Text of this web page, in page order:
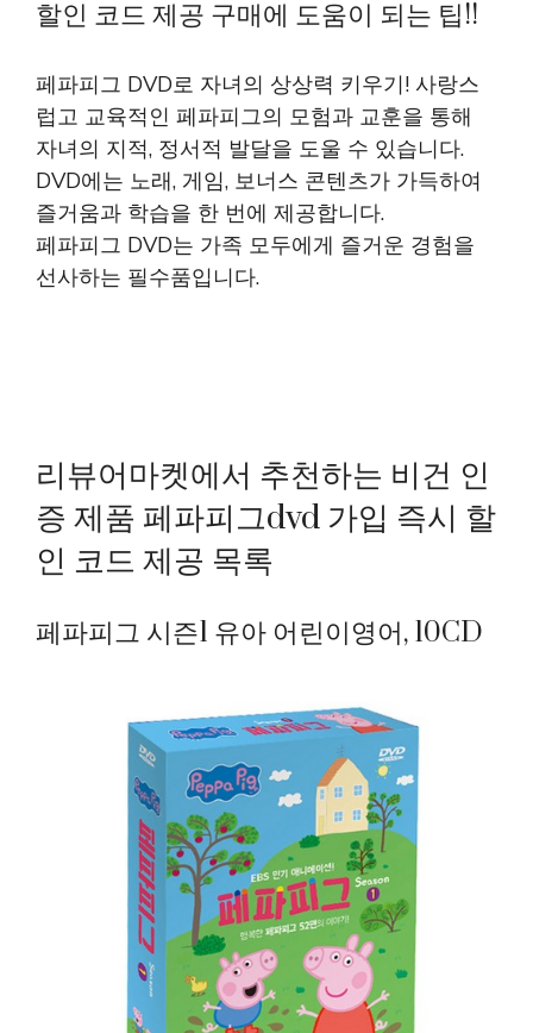
할인 코드 제공 구매에 도움이 되는 팁!!
페파피그 DVD로 자녀의 상상력 키우기! 사랑스
럽고 교육적인 페파피그의 모험과 교훈을 통해
자녀의 지적, 정서적 발달을 도울 수 있습니다.
DVD에는 노래, 게임, 보너스 콘텐츠가 가득하여
즐거움과 학습을 한 번에 제공합니다.
페파피그 DVD는 가족 모두에게 즐거운 경험을
선사하는 필수품입니다.
리뷰어마켓에서 추천하는 비건 인
증 제품 페파피그dvd 가입 즉시 할
인 코드 제공 목록
페파피그 시즌1 유아 어린이영어, 10CD